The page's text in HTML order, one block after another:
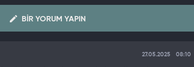
Ataklı, şu sözleri sarf etti:
BIR YORUM YAPIN
27.05.2025 08:10